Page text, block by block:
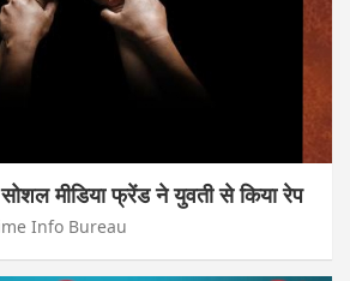
मीडिया फ्रेंड ने युवती से किया रेप
Info Bureau